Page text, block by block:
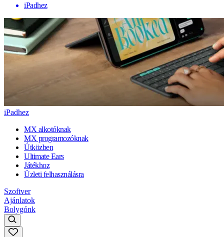
iPadhez
iPadhez
MX alkotóknak
MX programozóknak
Útközben
Ultimate Ears
Játékhoz
Üzleti felhasználásra
Szoftver
Ajánlatok
Bolygónk